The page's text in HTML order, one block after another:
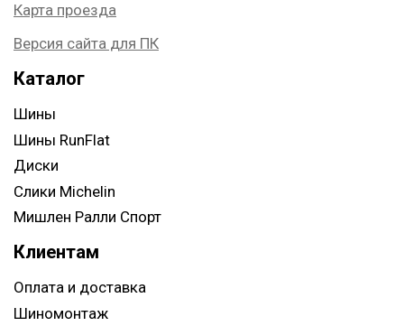
Карта проезда
Версия сайта для ПК
Каталог
Шины
Шины RunFlat
Диски
Слики Michelin
Мишлен Ралли Спорт
Клиентам
Оплата и доставка
Шиномонтаж